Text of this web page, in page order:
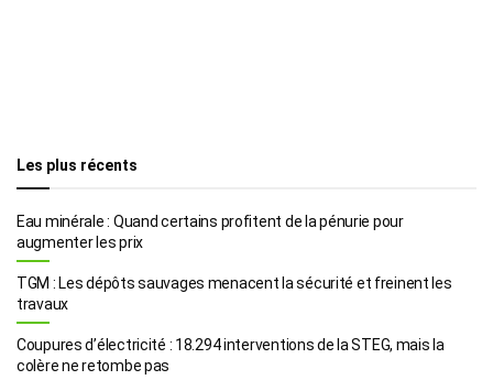
Les plus récents
Eau minérale : Quand certains profitent de la pénurie pour
augmenter les prix
TGM : Les dépôts sauvages menacent la sécurité et freinent les
travaux
Coupures d’électricité : 18.294 interventions de la STEG, mais la
colère ne retombe pas